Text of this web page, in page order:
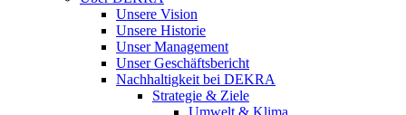
Unsere Vision
Unsere Historie
Unser Management
Unser Geschäftsbericht
Nachhaltigkeit bei DEKRA
Strategie & Ziele
Umwelt & Klima